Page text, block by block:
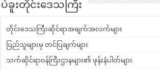
ပဲခူးတိုင်းဒေသကြီး
တိုင်းဒေသကြီးဆိုင်ရာအချက်အလက်များ
ပြည်သူများမှ တင်ပြချက်များ
သက်ဆိုင်ရာဝန်ကြီးဌာနများ၏ ဖုန်းနံပါတ်များ